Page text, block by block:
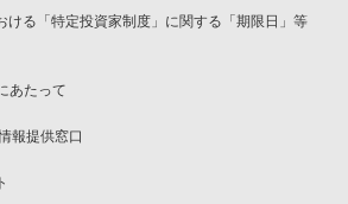
ける「特定投資家制度」に関する「期限日」等
あたって
報提供窓口